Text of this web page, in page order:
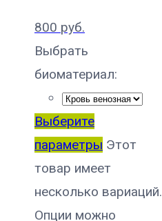
800 руб.
Выбрать
биоматериал:
Выберите
параметры Этот
товар имеет
несколько вариаций.
Опции можно